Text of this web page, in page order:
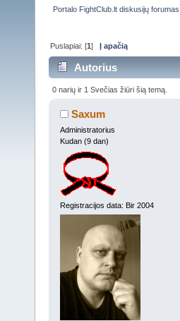
Portalo FightClub.lt diskusijų forumas
Puslapiai: [1]Į apačią
Autorius
0 narių ir 1 Svečias žiūri šią temą.
Saxum
Administratorius
Kudan (9 dan)
Registracijos data: Bir 2004